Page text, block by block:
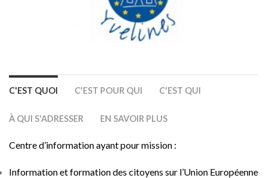
C'EST QUOI C'EST POUR QUI C'EST QUI
À QUI S'ADRESSER EN SAVOIR PLUS
Centre d’information ayant pour mission :
Information et formation des citoyens sur l’Union Européenne